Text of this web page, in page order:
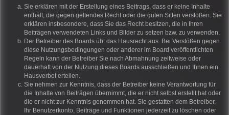
Sie erklären mit der Erstellung eines Beitrags, dass er keine Inhalte
enthält, die gegen geltendes Recht oder die guten Sitten verstoßen. Sie
erklären insbesondere, dass Sie das Recht besitzen, die in Ihren
Beiträgen verwendeten Links und Bilder zu setzen bzw. zu verwenden.
Der Betreiber des Boards übt das Hausrecht aus. Bei Verstößen gegen
diese Nutzungsbedingungen oder anderer im Board veröffentlichten
Regeln kann der Betreiber Sie nach Abmahnung zeitweise oder
dauerhaft von der Nutzung dieses Boards ausschließen und Ihnen ein
Hausverbot erteilen.
Sie nehmen zur Kenntnis, dass der Betreiber keine Verantwortung für
die Inhalte von Beiträgen übernimmt, die er nicht selbst erstellt hat oder
die er nicht zur Kenntnis genommen hat. Sie gestatten dem Betreiber,
Ihr Benutzerkonto, Beiträge und Funktionen jederzeit zu löschen oder